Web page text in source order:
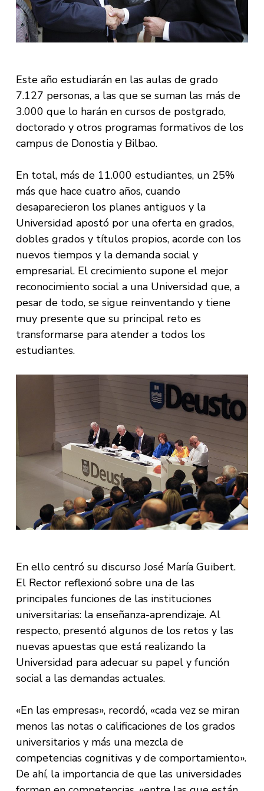
Este año estudiarán en las aulas de grado
7.127 personas, a las que se suman las más de
3.000 que lo harán en cursos de postgrado,
doctorado y otros programas formativos de los
campus de Donostia y Bilbao.
En total, más de 11.000 estudiantes, un 25%
más que hace cuatro años, cuando
desaparecieron los planes antiguos y la
Universidad apostó por una oferta en grados,
dobles grados y títulos propios, acorde con los
nuevos tiempos y la demanda social y
empresarial. El crecimiento supone el mejor
reconocimiento social a una Universidad que, a
pesar de todo, se sigue reinventando y tiene
muy presente que su principal reto es
transformarse para atender a todos los
estudiantes.
En ello centró su discurso José María Guibert.
El Rector reflexionó sobre una de las
principales funciones de las instituciones
universitarias: la enseñanza-aprendizaje. Al
respecto, presentó algunos de los retos y las
nuevas apuestas que está realizando la
Universidad para adecuar su papel y función
social a las demandas actuales.
«En las empresas», recordó, «cada vez se miran
menos las notas o calificaciones de los grados
universitarios y más una mezcla de
competencias cognitivas y de comportamiento».
De ahí, la importancia de que las universidades